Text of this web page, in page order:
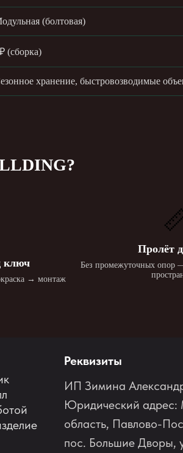
(болтовая)
(сборка)
хранение, быстровозводимые
ключ
→ монтаж
Пролёт
Без промежуточных опор
ИП Зимина
Юридический адрес:
область, Павлово-
пос. Большие Дворы,
Реквизиты